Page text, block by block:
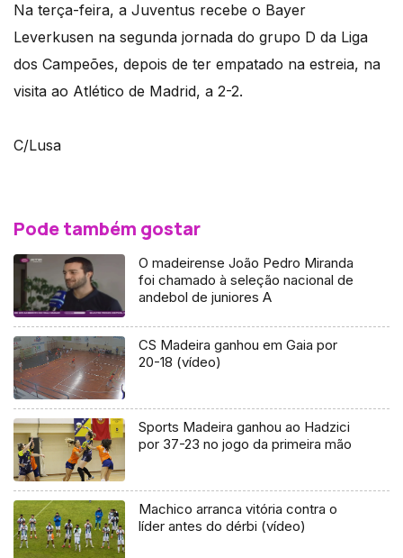
Na terça-feira, a Juventus recebe o Bayer
Leverkusen na segunda jornada do grupo D da Liga
dos Campeões, depois de ter empatado na estreia, na
visita ao Atlético de Madrid, a 2-2.
C/Lusa
Pode também gostar
O madeirense João Pedro Miranda
foi chamado à seleção nacional de
andebol de juniores A
CS Madeira ganhou em Gaia por
20-18 (vídeo)
Sports Madeira ganhou ao Hadzici
por 37-23 no jogo da primeira mão
Machico arranca vitória contra o
líder antes do dérbi (vídeo)